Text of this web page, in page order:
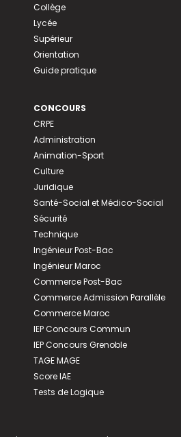
Collège
Lycée
Supérieur
Orientation
Guide pratique
CONCOURS
CRPE
Administration
Animation-Sport
Culture
Juridique
Santé-Social et Médico-Social
Sécurité
Technique
Ingénieur Post-Bac
Ingénieur Maroc
Commerce Post-Bac
Commerce Admission Parallèle
Commerce Maroc
IEP Concours Commun
IEP Concours Grenoble
TAGE MAGE
Score IAE
Tests de Logique